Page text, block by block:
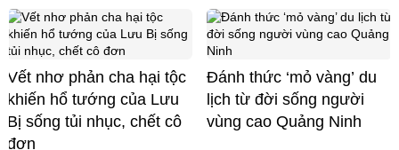
Vết nhơ phản cha hại tộc
khiến hổ tướng của Lưu
Bị sống tủi nhục, chết cô
đơn
Đánh thức ‘mỏ vàng’ du
lịch từ đời sống người
vùng cao Quảng Ninh